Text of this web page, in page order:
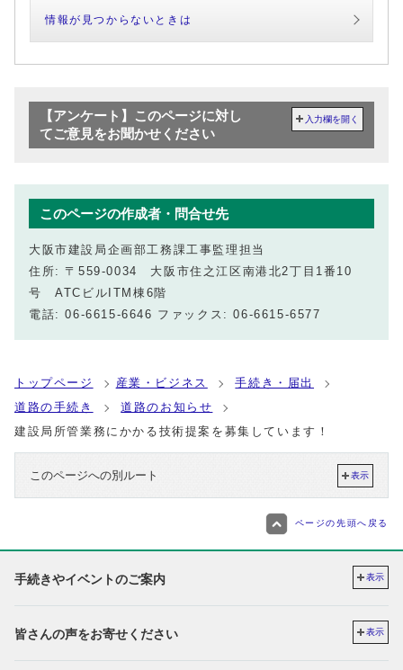
情報が見つからないときは
【アンケート】このページに対し
てご意見をお聞かせください
入力欄を開く
このページの作成者・問合せ先
大阪市建設局企画部工務課工事監理担当
住所: 〒559-0034 大阪市住之江区南港北2丁目1番10
号 ATCビルITM棟6階
電話: 06-6615-6646 ファックス: 06-6615-6577
トップページ 産業・ビジネス
手続き・届出
道路の手続き
道路のお知らせ
建設局所管業務にかかる技術提案を募集しています！
このページへの別ルート 表示
ページの先頭へ戻る
手続きやイベントのご案内 表示
皆さんの声をお寄せください 表示